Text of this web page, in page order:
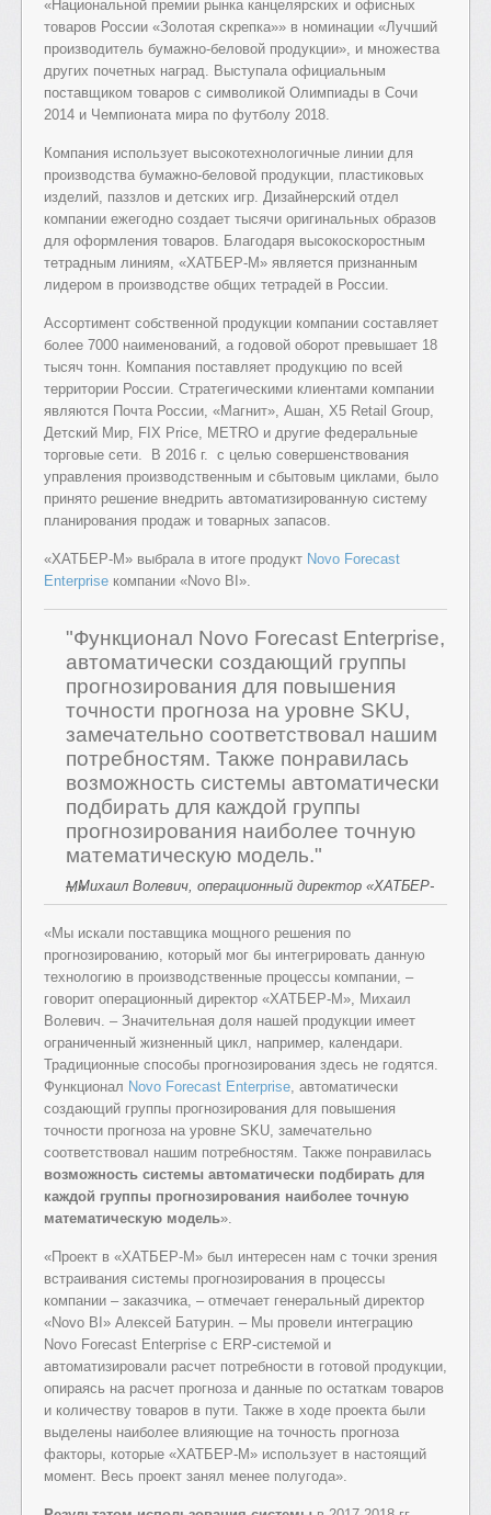
«Национальной премии рынка канцелярских и офисных
товаров России «Золотая скрепка»» в номинации «Лучший
производитель бумажно-беловой продукции», и множества
других почетных наград. Выступала официальным
поставщиком товаров с символикой Олимпиады в Сочи
2014 и Чемпионата мира по футболу 2018.
Компания использует высокотехнологичные линии для
производства бумажно-беловой продукции, пластиковых
изделий, паззлов и детских игр. Дизайнерский отдел
компании ежегодно создает тысячи оригинальных образов
для оформления товаров. Благодаря высокоскоростным
тетрадным линиям, «ХАТБЕР-М» является признанным
лидером в производстве общих тетрадей в России.
Ассортимент собственной продукции компании составляет
более 7000 наименований, а годовой оборот превышает 18
тысяч тонн. Компания поставляет продукцию по всей
территории России. Стратегическими клиентами компании
являются Почта России, «Магнит», Ашан, X5 Retail Group,
Детский Мир, FIX Price, METRO и другие федеральные
торговые сети. В 2016 г. с целью совершенствования
управления производственным и сбытовым циклами, было
принято решение внедрить автоматизированную систему
планирования продаж и товарных запасов.
«ХАТБЕР-М» выбрала в итоге продукт Novo Forecast
Enterprise компании «Novo BI».
"Функционал Novo Forecast Enterprise,
автоматически создающий группы
прогнозирования для повышения
точности прогноза на уровне SKU,
замечательно соответствовал нашим
потребностям. Также понравилась
возможность системы автоматически
подбирать для каждой группы
прогнозирования наиболее точную
математическую модель."
– Михаил Волевич, операционный директор «ХАТБЕР-М»
«Мы искали поставщика мощного решения по
прогнозированию, который мог бы интегрировать данную
технологию в производственные процессы компании, –
говорит операционный директор «ХАТБЕР-М», Михаил
Волевич. – Значительная доля нашей продукции имеет
ограниченный жизненный цикл, например, календари.
Традиционные способы прогнозирования здесь не годятся.
Функционал Novo Forecast Enterprise , автоматически
создающий группы прогнозирования для повышения
точности прогноза на уровне SKU, замечательно
соответствовал нашим потребностям. Также понравилась
возможность системы автоматически подбирать для
каждой группы прогнозирования наиболее точную
математическую модель».
«Проект в «ХАТБЕР-М» был интересен нам с точки зрения
встраивания системы прогнозирования в процессы
компании – заказчика, – отмечает генеральный директор
«Novo BI» Алексей Батурин. – Мы провели интеграцию
Novo Forecast Enterprise с ERP-системой и
автоматизировали расчет потребности в готовой продукции,
опираясь на расчет прогноза и данные по остаткам товаров
и количеству товаров в пути. Также в ходе проекта были
выделены наиболее влияющие на точность прогноза
факторы, которые «ХАТБЕР-М» использует в настоящий
момент. Весь проект занял менее полугода».